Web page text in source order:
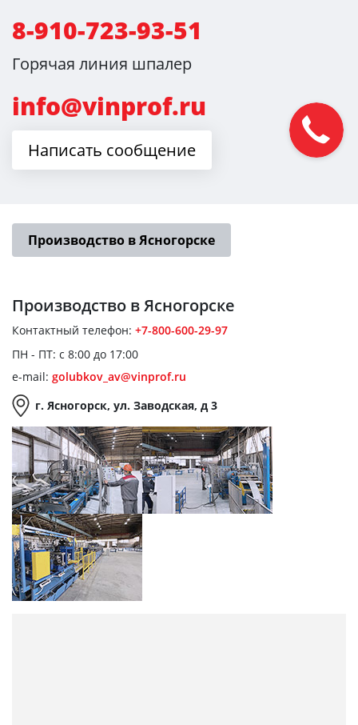
8-910-723-93-51
Горячая линия шпалер
info@vinprof.ru
Написать сообщение
Производство в Ясногорске
Производство в Ясногорске
Контактный телефон: +7-800-600-29-97
ПН - ПТ: с 8:00 до 17:00
e-mail: golubkov_av@vinprof.ru
г. Ясногорск, ул. Заводская, д 3